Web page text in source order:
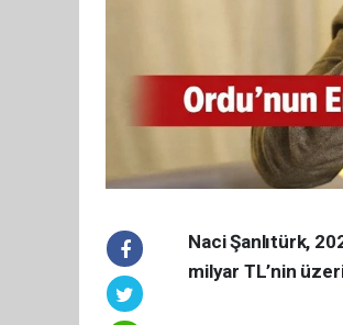
Naci Şanlıtürk,
milyar TL’nin